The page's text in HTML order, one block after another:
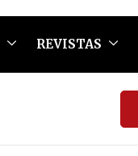
REVISTAS